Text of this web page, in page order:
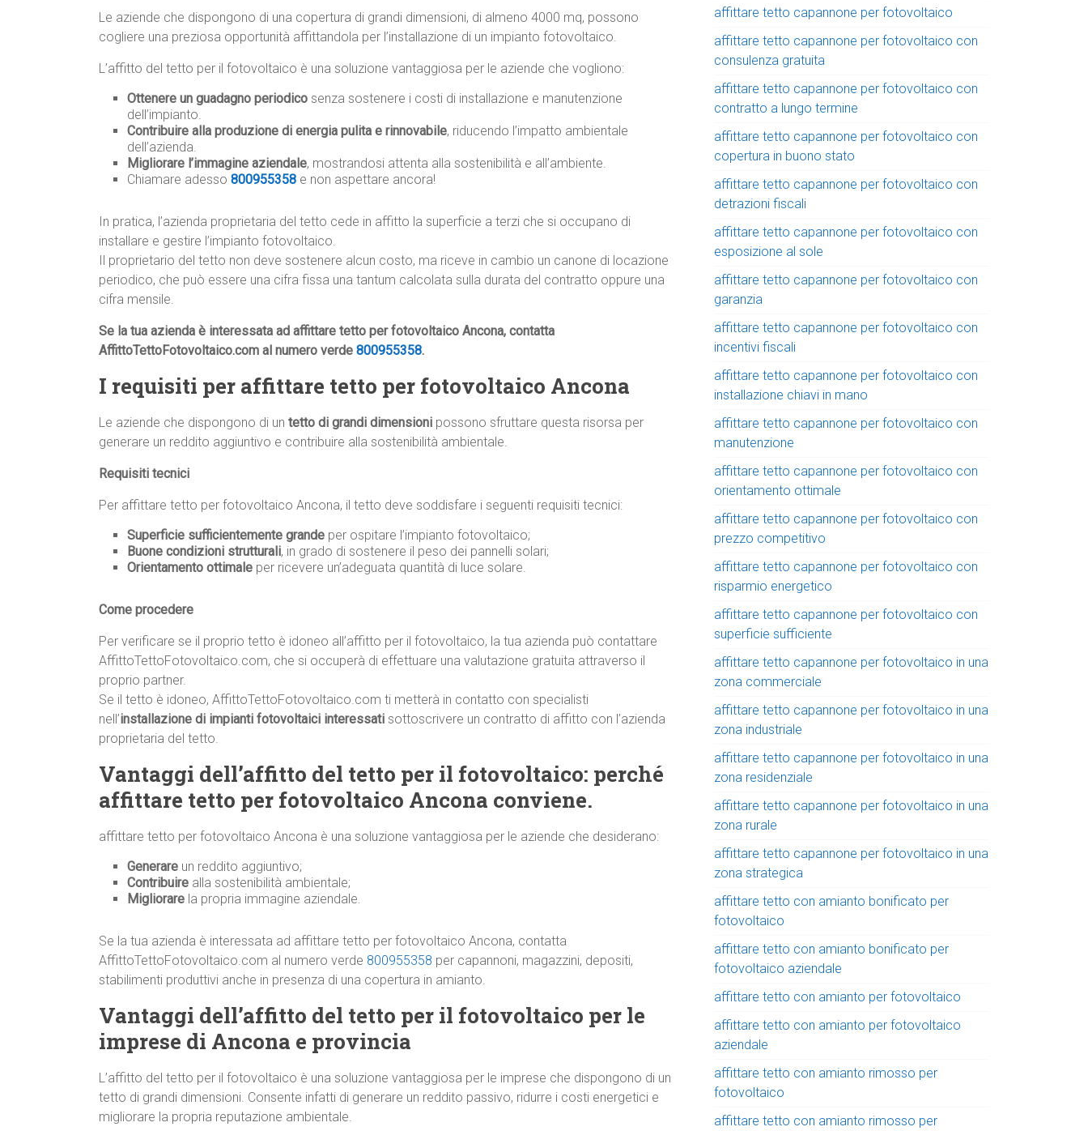
Le aziende che dispongono di una copertura di grandi dimensioni, di almeno 4000 mq, possono
cogliere una preziosa opportunità affittandola per l’installazione di un impianto fotovoltaico.
L’affitto del tetto per il fotovoltaico è una soluzione vantaggiosa per le aziende che vogliono:
Ottenere un guadagno periodico senza sostenere i costi di installazione e manutenzione
dell’impianto.
Contribuire alla produzione di energia pulita e rinnovabile, riducendo l’impatto ambientale
dell’azienda.
Migliorare l’immagine aziendale, mostrandosi attenta alla sostenibilità e all’ambiente.
Chiamare adesso 800955358 e non aspettare ancora!
In pratica, l’azienda proprietaria del tetto cede in affitto la superficie a terzi che si occupano di
installare e gestire l’impianto fotovoltaico.
Il proprietario del tetto non deve sostenere alcun costo, ma riceve in cambio un canone di locazione
periodico, che può essere una cifra fissa una tantum calcolata sulla durata del contratto oppure una
cifra mensile.
Se la tua azienda è interessata ad affittare tetto per fotovoltaico Ancona, contatta
AffittoTettoFotovoltaico.com al numero verde 800955358.
I requisiti per affittare tetto per fotovoltaico Ancona
Le aziende che dispongono di un tetto di grandi dimensioni possono sfruttare questa risorsa per
generare un reddito aggiuntivo e contribuire alla sostenibilità ambientale.
Requisiti tecnici
Per affittare tetto per fotovoltaico Ancona, il tetto deve soddisfare i seguenti requisiti tecnici:
Superficie sufficientemente grande per ospitare l’impianto fotovoltaico;
Buone condizioni strutturali, in grado di sostenere il peso dei pannelli solari;
Orientamento ottimale per ricevere un’adeguata quantità di luce solare.
Come procedere
Per verificare se il proprio tetto è idoneo all’affitto per il fotovoltaico, la tua azienda può contattare
AffittoTettoFotovoltaico.com, che si occuperà di effettuare una valutazione gratuita attraverso il
proprio partner.
Se il tetto è idoneo, AffittoTettoFotovoltaico.com ti metterà in contatto con specialisti
nell’installazione di impianti fotovoltaici interessati sottoscrivere un contratto di affitto con l’azienda
proprietaria del tetto.
Vantaggi dell’affitto del tetto per il fotovoltaico: perché
affittare tetto per fotovoltaico Ancona conviene.
affittare tetto per fotovoltaico Ancona è una soluzione vantaggiosa per le aziende che desiderano:
Generare un reddito aggiuntivo;
Contribuire alla sostenibilità ambientale;
Migliorare la propria immagine aziendale.
Se la tua azienda è interessata ad affittare tetto per fotovoltaico Ancona, contatta
AffittoTettoFotovoltaico.com al numero verde 800955358 per capannoni, magazzini, depositi,
stabilimenti produttivi anche in presenza di una copertura in amianto.
Vantaggi dell’affitto del tetto per il fotovoltaico per le
imprese di Ancona e provincia
L’affitto del tetto per il fotovoltaico è una soluzione vantaggiosa per le imprese che dispongono di un
tetto di grandi dimensioni. Consente infatti di generare un reddito passivo, ridurre i costi energetici e
migliorare la propria reputazione ambientale.
affittare tetto capannone per fotovoltaico
affittare tetto capannone per fotovoltaico con
consulenza gratuita
affittare tetto capannone per fotovoltaico con
contratto a lungo termine
affittare tetto capannone per fotovoltaico con
copertura in buono stato
affittare tetto capannone per fotovoltaico con
detrazioni fiscali
affittare tetto capannone per fotovoltaico con
esposizione al sole
affittare tetto capannone per fotovoltaico con
garanzia
affittare tetto capannone per fotovoltaico con
incentivi fiscali
affittare tetto capannone per fotovoltaico con
installazione chiavi in mano
affittare tetto capannone per fotovoltaico con
manutenzione
affittare tetto capannone per fotovoltaico con
orientamento ottimale
affittare tetto capannone per fotovoltaico con
prezzo competitivo
affittare tetto capannone per fotovoltaico con
risparmio energetico
affittare tetto capannone per fotovoltaico con
superficie sufficiente
affittare tetto capannone per fotovoltaico in una
zona commerciale
affittare tetto capannone per fotovoltaico in una
zona industriale
affittare tetto capannone per fotovoltaico in una
zona residenziale
affittare tetto capannone per fotovoltaico in una
zona rurale
affittare tetto capannone per fotovoltaico in una
zona strategica
affittare tetto con amianto bonificato per
fotovoltaico
affittare tetto con amianto bonificato per
fotovoltaico aziendale
affittare tetto con amianto per fotovoltaico
affittare tetto con amianto per fotovoltaico
aziendale
affittare tetto con amianto rimosso per
fotovoltaico
affittare tetto con amianto rimosso per